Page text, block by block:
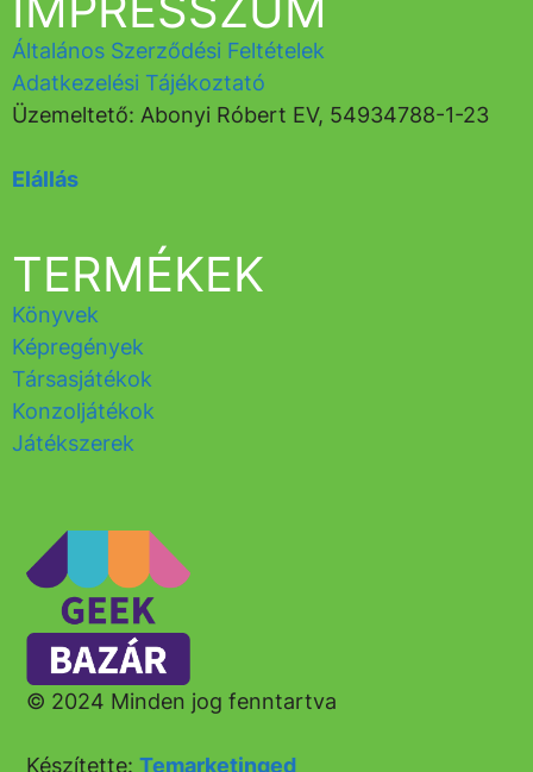
© 2024 Minden jog fenntartva
Készítette:Temarketinged
TERMÉKEK
Könyvek
Képregények
Társasjátékok
Konzoljátékok
Játékszerek
Általános Szerződési Feltételek
Adatkezelési Tájékoztató
Üzemeltető: Abonyi Róbert EV, 54934788-1-23
Elállás